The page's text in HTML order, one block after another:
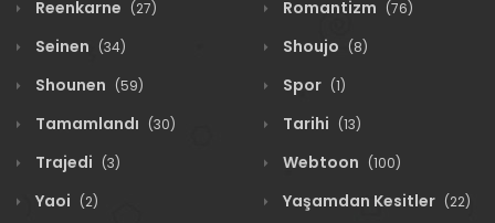
Reenkarne (27) Romantizm (76)
Seinen (34) Shoujo (8)
Shounen (59) Spor (1)
Tamamlandı (30) Tarihi (13)
Trajedi (3) Webtoon (100)
Yaoi (2) Yaşamdan Kesitler (22)